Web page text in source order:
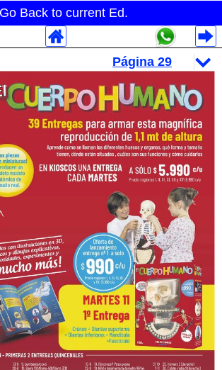
Go Back to current Ed.
Rubros